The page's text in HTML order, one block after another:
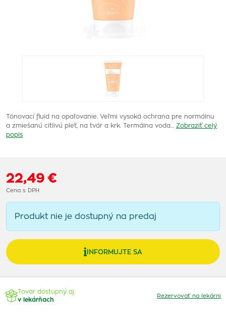
Tónovací fluid na opaľovanie. Veľmi vysoká ochrana pre normálnu
a zmiešanú citlivú pleť, na tvár a krk. Termálna voda…
Zobraziť celý
popis
22,49 €
Cena s DPH
Produkt nie je dostupný na predaj
INFORMUJTE SA
Tovar dostupný aj
v lekárňach
Rezervovať na lekárni